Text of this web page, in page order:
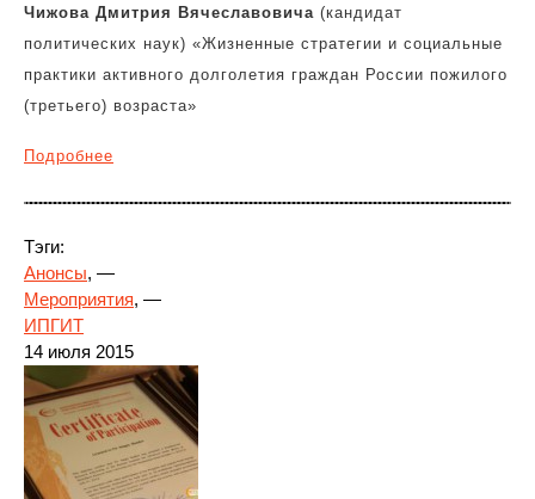
Чижова Дмитрия Вячеславовича (кандидат
политических наук) «Жизненные стратегии и социальные
практики активного долголетия граждан России пожилого
(третьего) возраста»
Подробнее
Тэги:
Анонсы, —
Мероприятия, —
ИПГИТ
14 июля 2015